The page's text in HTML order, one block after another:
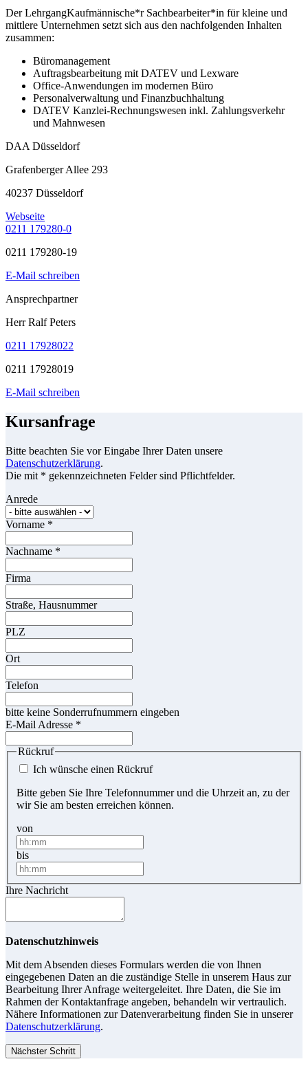
Der LehrgangKaufmännische*r Sachbearbeiter*in für kleine und
mittlere Unternehmen setzt sich aus den nachfolgenden Inhalten
zusammen:
Büromanagement
Auftragsbearbeitung mit DATEV und Lexware
Office-Anwendungen im modernen Büro
Personalverwaltung und Finanzbuchhaltung
DATEV Kanzlei-Rechnungswesen inkl. Zahlungsverkehr
und Mahnwesen
DAA Düsseldorf
Grafenberger Allee 293
40237 Düsseldorf
Webseite
0211 179280-0
0211 179280-19
E-Mail schreiben
Ansprechpartner
Herr Ralf Peters
0211 17928022
0211 17928019
E-Mail schreiben
Kursanfrage
Bitte beachten Sie vor Eingabe Ihrer Daten unsere
Datenschutzerklärung.
Die mit * gekennzeichneten Felder sind Pflichtfelder.
Anrede
Vorname *
Nachname *
Firma
Straße, Hausnummer
PLZ
Ort
Telefon
bitte keine Sonderrufnummern eingeben
E-Mail Adresse *
Rückruf
Ich wünsche einen Rückruf
Bitte geben Sie Ihre Telefonnummer und die Uhrzeit an, zu der
wir Sie am besten erreichen können.
von
bis
Ihre Nachricht
Datenschutzhinweis
Mit dem Absenden dieses Formulars werden die von Ihnen
eingegebenen Daten an die zuständige Stelle in unserem Haus zur
Bearbeitung Ihrer Anfrage weitergeleitet. Ihre Daten, die Sie im
Rahmen der Kontaktanfrage angeben, behandeln wir vertraulich.
Nähere Informationen zur Datenverarbeitung finden Sie in unserer
Datenschutzerklärung.
Nächster Schritt